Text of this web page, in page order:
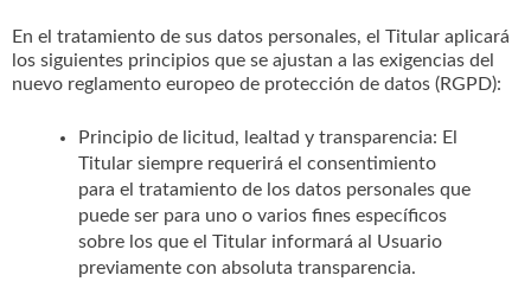
En el tratamiento de sus datos personales, el Titular aplicará
los siguientes principios que se ajustan a las exigencias del
nuevo reglamento europeo de protección de datos (RGPD):
Principio de licitud, lealtad y transparencia: El
Titular siempre requerirá el consentimiento
para el tratamiento de los datos personales que
puede ser para uno o varios fines específicos
sobre los que el Titular informará al Usuario
previamente con absoluta transparencia.